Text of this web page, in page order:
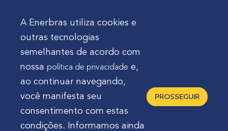
Cliente
Onde comprar produtos
Quero Enerbras na minha loja
A Enerbras utiliza cookies e
outras tecnologias
semelhantes de acordo com
nossa política de privacidade e,
ao continuar navegando,
você manifesta seu
consentimento com estas
condições. Informamos ainda
PROSSEGUIR